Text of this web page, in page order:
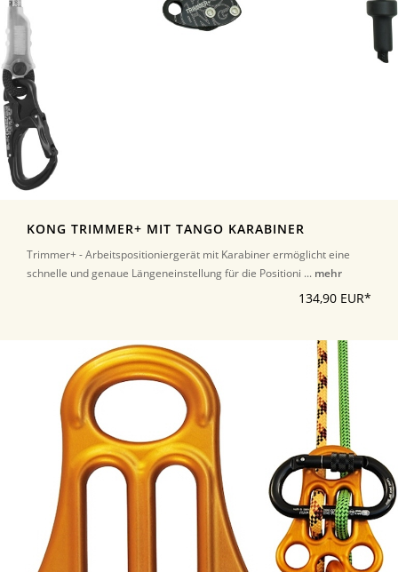
KONG TRIMMER+ MIT TANGO KARABINER
Trimmer+ - Arbeitspositioniergerät mit Karabiner ermöglicht eine
schnelle und genaue Längeneinstellung für die Positioni ... mehr
134,90 EUR*